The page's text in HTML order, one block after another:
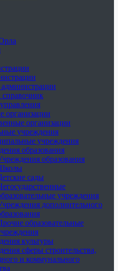
организации
организации
учреждения
учреждения
образования
образования
сады
учреждения
дополнительного
образовательные
культуры
сферы строительства,
и коммунального